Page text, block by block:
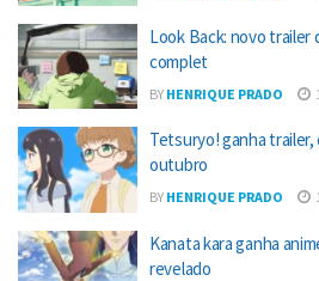
Look Back: novo trailer
complet
BY HENRIQUE PRADO
Tetsuryo! ganha
outubro
BY HENRIQUE PRADO
Kanata kara ganha
revelado